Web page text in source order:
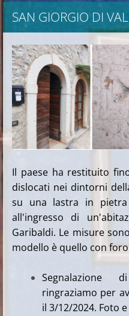
SAN GIORGIO DI
Il paese ha restituito
dislocati nei dintorni
su una lastra in pietra
all'ingresso di
Garibaldi. Le misure
modello è quello con
Segnalazione
ringraziamo per
il 3/12/2024. Foto